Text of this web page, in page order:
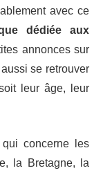
avec ce
dédiée aux
annonces sur
se retrouver
leur âge, leur
concerne les
la Bretagne, la